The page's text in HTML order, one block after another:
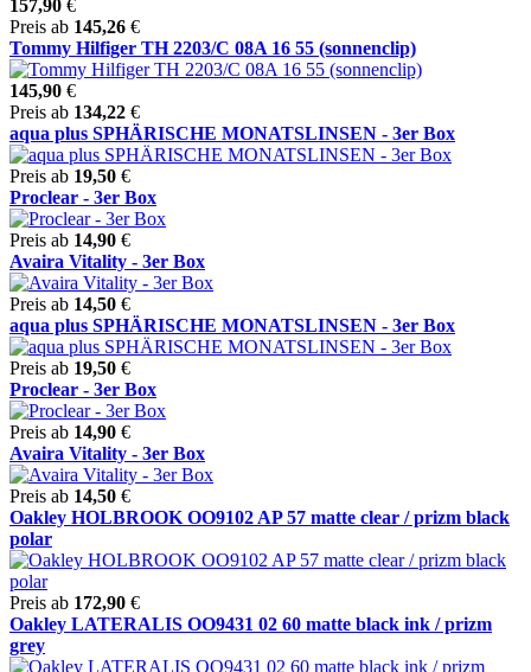
157,90 €
Preis ab 145,26 €
Tommy Hilfiger TH 2203/C 08A 16 55 (sonnenclip)
145,90 €
Preis ab 134,22 €
aqua plus SPHÄRISCHE MONATSLINSEN - 3er Box
Preis ab 19,50 €
Proclear - 3er Box
Preis ab 14,90 €
Avaira Vitality - 3er Box
Preis ab 14,50 €
aqua plus SPHÄRISCHE MONATSLINSEN - 3er Box
Preis ab 19,50 €
Proclear - 3er Box
Preis ab 14,90 €
Avaira Vitality - 3er Box
Preis ab 14,50 €
Oakley HOLBROOK OO9102 AP 57 matte clear / prizm black
polar
Preis ab 172,90 €
Oakley LATERALIS OO9431 02 60 matte black ink / prizm
grey